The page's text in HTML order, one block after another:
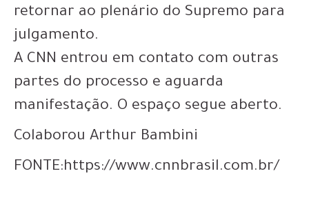
retornar ao plenário do Supremo para
julgamento.
A CNN entrou em contato com outras
partes do processo e aguarda
manifestação. O espaço segue aberto.
Colaborou Arthur Bambini
FONTE:https://www.cnnbrasil.com.br/